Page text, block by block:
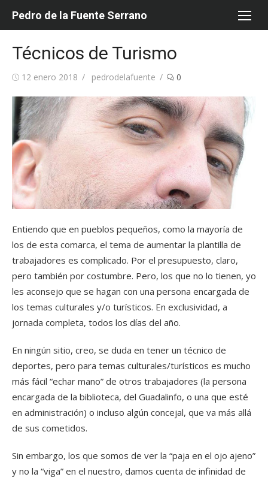
Pedro de la Fuente Serrano
Técnicos de Turismo
Publicada
12 enero 2018 Autor
pedrodelafuente 0
Entiendo que en pueblos pequeños, como la mayoría de
los de esta comarca, el tema de aumentar la plantilla de
trabajadores es complicado. Por el presupuesto, claro,
pero también por costumbre. Pero, los que no lo tienen, yo
les aconsejo que se hagan con una persona encargada de
los temas culturales y/o turísticos. En exclusividad, a
jornada completa, todos los días del año.
En ningún sitio, creo, se duda en tener un técnico de
deportes, pero para temas culturales/turísticos es mucho
más fácil “echar mano” de otros trabajadores (la persona
encargada de la biblioteca, del Guadalinfo, o una que esté
en administración) o incluso algún concejal, que va más allá
de sus cometidos.
Sin embargo, los que somos de ver la “paja en el ojo ajeno”
y no la “viga” en el nuestro, damos cuenta de infinidad de